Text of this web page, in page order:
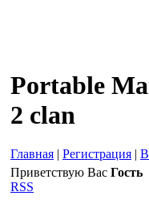
Portable
2 clan
Главная | Регистрация |
Приветствую Вас Гость
RSS